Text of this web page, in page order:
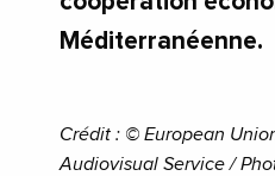
Méditerranéenne.
Crédit : © European
Audiovisual Service /